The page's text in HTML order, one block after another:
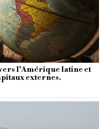
l’Amérique latine et
externes.